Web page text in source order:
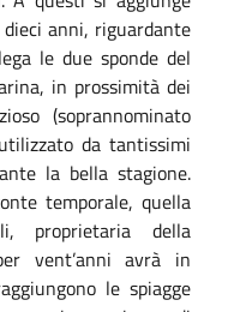
anni, riguardante
le due sponde del
in prossimità dei
(soprannominato
da tantissimi
la bella stagione.
temporale, quella
proprietaria della
vent’anni avrà in
le spiagge